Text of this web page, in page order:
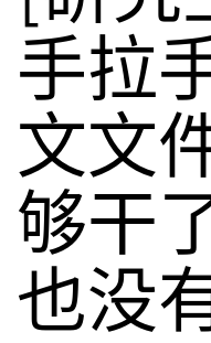
手拉
文文
够干
也没